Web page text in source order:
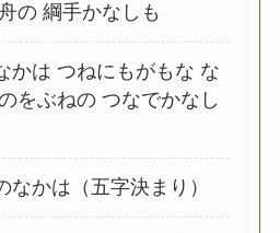
の 綱手かなしも
かは つねにもがもな な
をぶねの つなでかなし
なかは（五字決まり）